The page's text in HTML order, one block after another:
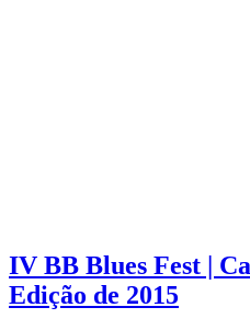
IV BB Blues Fest |
Edição de 2015